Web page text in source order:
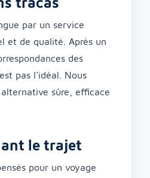
par un service
et de qualité. Après un
des
pas l’idéal. Nous
sûre, efficace
le trajet
pour un voyage